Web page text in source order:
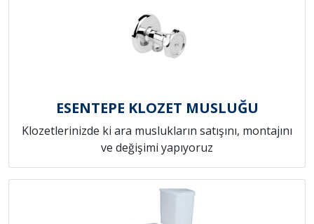
ESENTEPE KLOZET MUSLUĞU
Klozetlerinizde ki ara muslukların satışını, montajını
ve değişimi yapıyoruz